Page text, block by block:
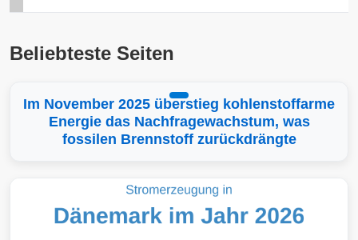
Beliebteste Seiten
Im November 2025 überstieg kohlenstoffarme
Energie das Nachfragewachstum, was
fossilen Brennstoff zurückdrängte